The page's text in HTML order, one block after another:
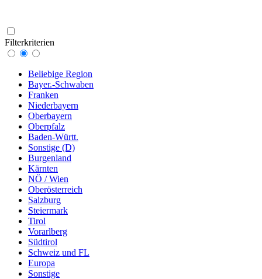
Filterkriterien
Beliebige Region
Bayer.-Schwaben
Franken
Niederbayern
Oberbayern
Oberpfalz
Baden-Württ.
Sonstige (D)
Burgenland
Kärnten
NÖ / Wien
Oberösterreich
Salzburg
Steiermark
Tirol
Vorarlberg
Südtirol
Schweiz und FL
Europa
Sonstige